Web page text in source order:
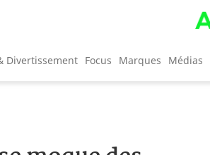
Divertissement Focus Marques Médias